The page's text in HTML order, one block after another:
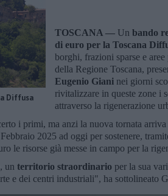
Diffusa
TOSCANA — Un bando
di euro per la Toscana
borghi, frazioni sparse e
della Regione Toscana,
Eugenio Giani nei giorni
rivitalizzare in queste zone i
attraverso la rigenerazione
i primi, ma anzi la nuova tornata
2025 ad oggi per sostenere,
le risorse già messe in campo per la
un territorio straordinario per la sua
e dei centri industriali", ha sottolineato